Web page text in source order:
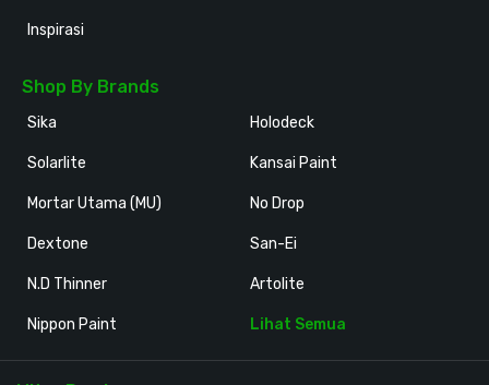
Inspirasi
Shop By Brands
Sika
Solarlite
Mortar Utama (MU)
Dextone
N.D Thinner
Nippon Paint
Holodeck
Kansai Paint
No Drop
San-Ei
Artolite
Lihat Semua